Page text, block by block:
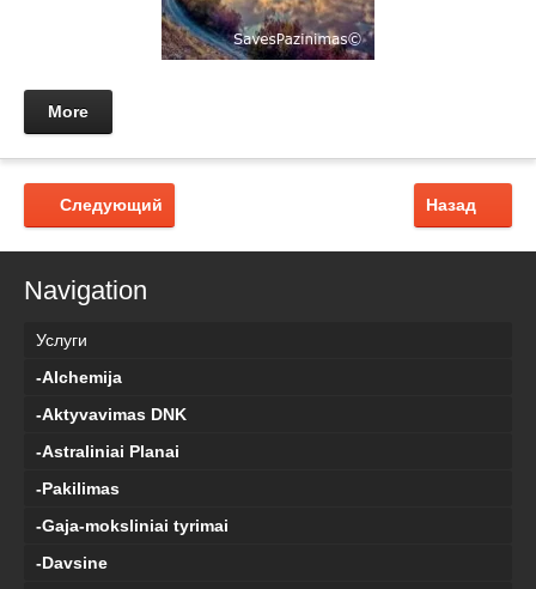
More
Назад
Следующий
Navigation
Услуги
-Alchemija
-Aktyvavimas DNK
-Astraliniai Planai
-Pakilimas
-Gaja-moksliniai tyrimai
-Davsine